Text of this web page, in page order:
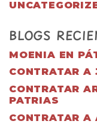
BLOGS
MOENIA EN
CONTRATAR A
CONTRATAR
PATRIAS
CONTRATAR A